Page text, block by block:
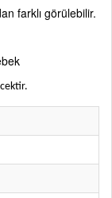
farklı görülebilir.